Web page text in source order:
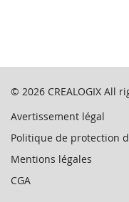
© 2026 CREALOGIX All
Avertissement légal
Politique de protection
Mentions légales
CGA